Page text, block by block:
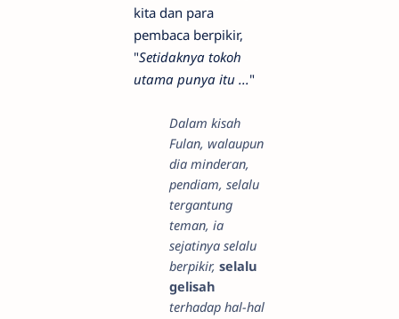
kita dan para
pembaca berpikir,
"Setidaknya tokoh
utama punya itu ..."
Dalam kisah
Fulan, walaupun
dia minderan,
pendiam, selalu
tergantung
teman, ia
sejatinya selalu
berpikir, selalu
gelisah
terhadap hal-hal